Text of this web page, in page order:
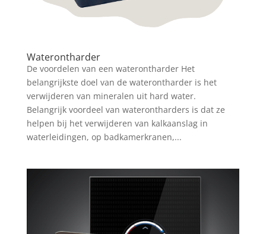
Waterontharder
De voordelen van een waterontharder Het
belangrijkste doel van de waterontharder is het
verwijderen van mineralen uit hard water.
Belangrijk voordeel van waterontharders is dat ze
helpen bij het verwijderen van kalkaanslag in
waterleidingen, op badkamerkranen,...